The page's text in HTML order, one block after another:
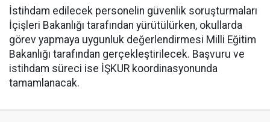
İstihdam edilecek personelin güvenlik soruşturmaları
İçişleri Bakanlığı tarafından yürütülürken, okullarda
görev yapmaya uygunluk değerlendirmesi Milli Eğitim
Bakanlığı tarafından gerçekleştirilecek. Başvuru ve
istihdam süreci ise İŞKUR koordinasyonunda
tamamlanacak.